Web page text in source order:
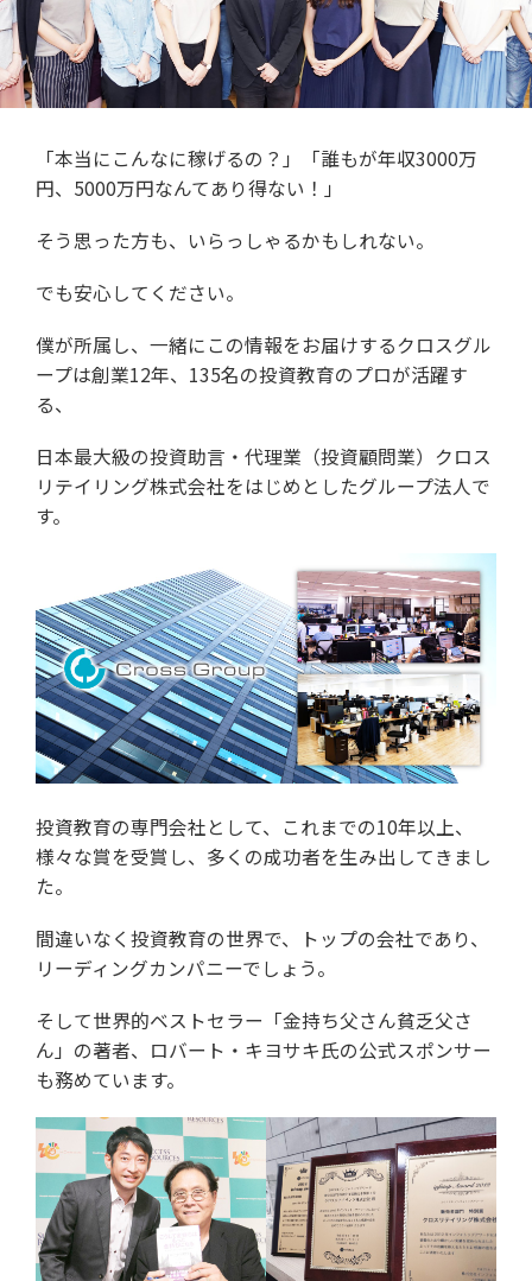
「本当にこんなに稼げるの？」
「誰もが年収3000万
円、5000万円なんてあり得ない！」
そう思った方も、いらっしゃるかもしれない。
でも安心してください。
僕が所属し、一緒にこの情報をお届けするクロスグル
ープは創業12年、 135名の投資教育のプロが活躍す
る、
日本最大級の投資助言・代理業（投資顧問業） クロス
リテイリング株式会社をはじめとしたグループ法人で
す。
投資教育の専門会社として、これまでの10年以上、
様々な賞を受賞し、多くの成功者を生み出してきまし
た。
間違いなく投資教育の世界で、
トップの会社であり、
リーディングカンパニーでしょう。
そして世界的ベストセラー 「金持ち父さん貧乏父さ
ん」の著者、 ロバート・キヨサキ氏の公式スポンサー
も務めています。